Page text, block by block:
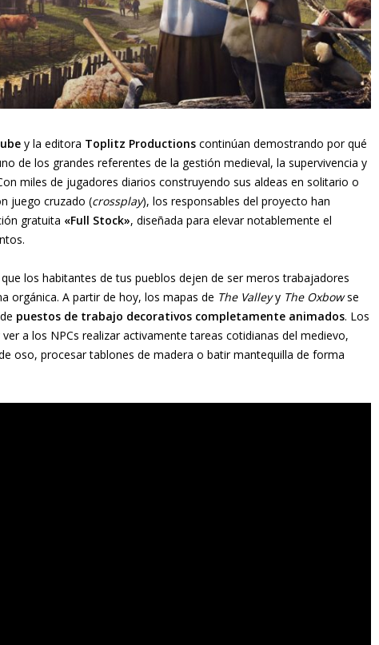
y la editora Toplitz Productions continúan demostrando por qué
de los grandes referentes de la gestión medieval, la supervivencia y
miles de jugadores diarios construyendo sus aldeas en solitario o
juego cruzado (crossplay), los responsables del proyecto han
gratuita «Full Stock», diseñada para elevar notablemente el
los habitantes de tus pueblos dejen de ser meros trabajadores
orgánica. A partir de hoy, los mapas de The Valleyy The Oxbowse
puestos de trabajo decorativos completamente animados. Los
a los NPCs realizar activamente tareas cotidianas del medievo,
oso, procesar tablones de madera o batir mantequilla de forma